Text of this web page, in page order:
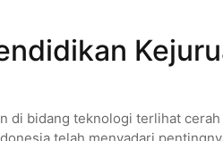
di bidang teknologi terlihat